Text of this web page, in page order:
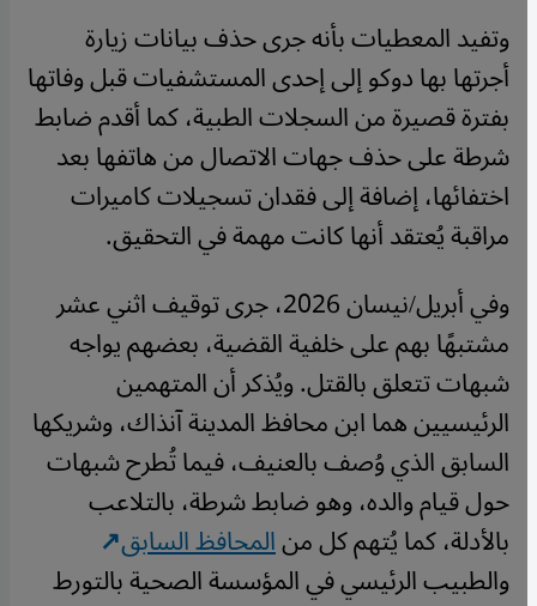
وتفيد المعطيات بأنه جرى حذف بيانات زيارة
أجرتها بها دوكو إلى إحدى المستشفيات قبل وفاتها
بفترة قصيرة من السجلات الطبية، كما أقدم ضابط
شرطة على حذف جهات الاتصال من هاتفها بعد
اختفائها، إضافة إلى فقدان تسجيلات كاميرات
مراقبة يُعتقد أنها كانت مهمة في التحقيق.
وفي أبريل/نيسان 2026، جرى توقيف اثني عشر
مشتبهًا بهم على خلفية القضية، بعضهم يواجه
شبهات تتعلق بالقتل. ويُذكر أن المتهمين
الرئيسيين هما ابن محافظ المدينة آنذاك، وشريكها
السابق الذي وُصف بالعنيف، فيما تُطرح شبهات
حول قيام والده، وهو ضابط شرطة، بالتلاعب
بالأدلة، كما يُتهم كل منالمحافظ السابق
والطبيب الرئيسي في المؤسسة الصحية بالتورط